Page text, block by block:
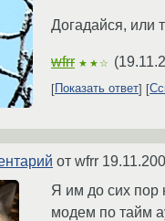
Догадайся, или
wfrr ★★☆ (
Показать ответ
от wfrr
Я им до сих пор
модем по тайм